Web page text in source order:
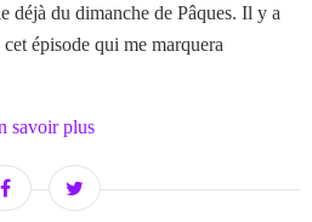
déjà du dimanche de Pâques. Il y a
épisode qui me marquera
savoir plus